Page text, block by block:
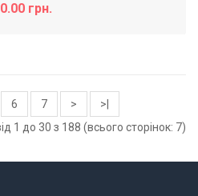
грн.
6 7 >
>|
1 до 30 з 188 (всього сторінок: 7)